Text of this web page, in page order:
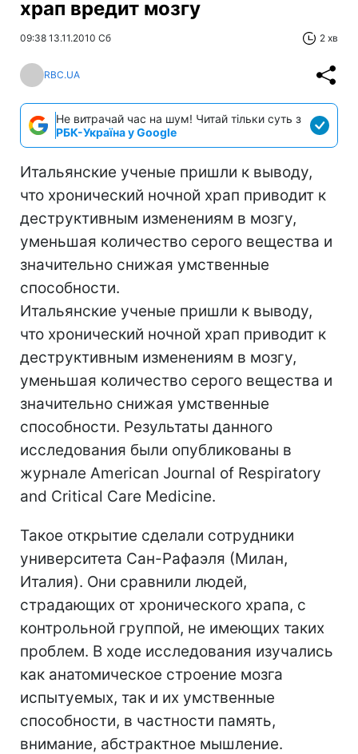
храп вредит мозгу
09:38 13.11.2010 Сб 2 хв
RBC.UA
Не витрачай час на шум! Читай тільки суть з
РБК-Україна у Google
Итальянские ученые пришли к выводу,
что хронический ночной храп приводит к
деструктивным изменениям в мозгу,
уменьшая количество серого вещества и
значительно снижая умственные
способности.
Итальянские ученые пришли к выводу,
что хронический ночной храп приводит к
деструктивным изменениям в мозгу,
уменьшая количество серого вещества и
значительно снижая умственные
способности. Результаты данного
исследования были опубликованы в
журнале American Journal of Respiratory
and Critical Care Medicine.
Такое открытие сделали сотрудники
университета Сан-Рафаэля (Милан,
Италия). Они сравнили людей,
страдающих от хронического храпа, с
контрольной группой, не имеющих таких
проблем. В ходе исследования изучались
как анатомическое строение мозга
испытуемых, так и их умственные
способности, в частности память,
внимание, абстрактное мышление.